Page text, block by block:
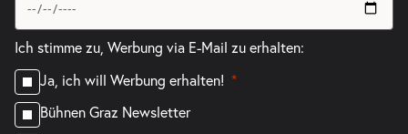
Ich stimme zu, Werbung via E-Mail zu erhalten:
Ja, ich will Werbung erhalten!
Bühnen Graz Newsletter